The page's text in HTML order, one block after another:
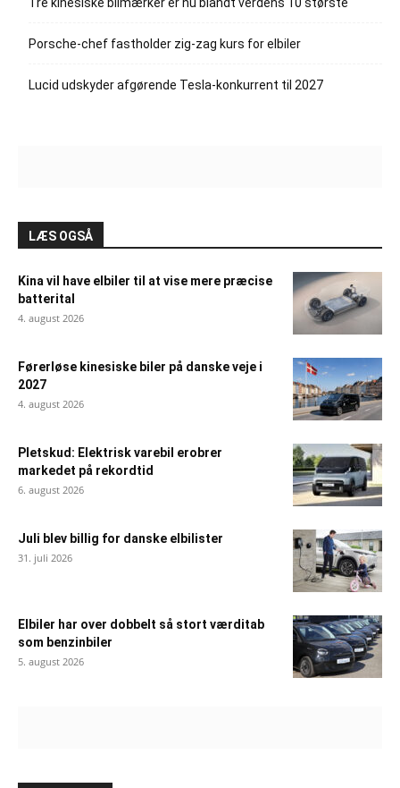
Porsche-chef fastholder zig-zag kurs for elbiler
Lucid udskyder afgørende Tesla-konkurrent til 2027
LÆS OGSÅ
Kina vil have elbiler til at vise mere præcise
batterital
4. august 2026
Førerløse kinesiske biler på danske veje i
2027
4. august 2026
Pletskud: Elektrisk varebil erobrer
markedet på rekordtid
6. august 2026
Juli blev billig for danske elbilister
31. juli 2026
Elbiler har over dobbelt så stort værditab
som benzinbiler
5. august 2026